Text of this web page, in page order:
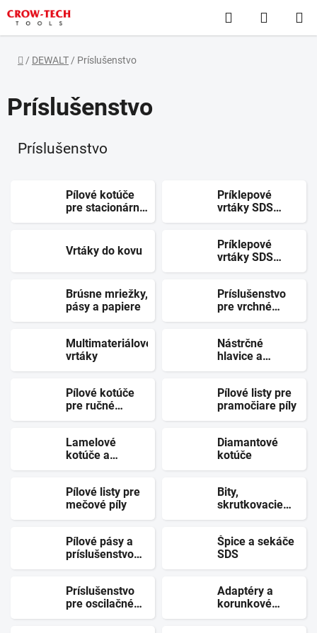
Prejsť
na
obsah
Hľadať
KOŠÍK
Domov
/ DEWALT / Príslušenstvo
Príslušenstvo
Príslušenstvo
Pílové kotúče
pre stacionárne
píly
Príklepové
vrtáky SDS
MAX
Vrtáky do kovu
Príklepové
vrtáky SDS
PLUS
Brúsne mriežky,
pásy a papiere
Príslušenstvo
pre vrchné
frézky a
frézky
Multimateriálové
vrtáky
Nástrčné
hlavice a
držiaky
Pílové kotúče
pre ručné
kotúčové píly
Pílové listy pre
pramočiare píly
Lamelové
kotúče a
drôtené kefy
Diamantové
kotúče
Pílové listy pre
mečové píly
Bity,
skrutkovacie
násadce, vrtáky
Pílové pásy a
príslušenstvo
pre hoblíky
Špice a sekáče
SDS
Príslušenstvo
pre oscilačné
náradie
Adaptéry a
korunkové
vrtáky SDS